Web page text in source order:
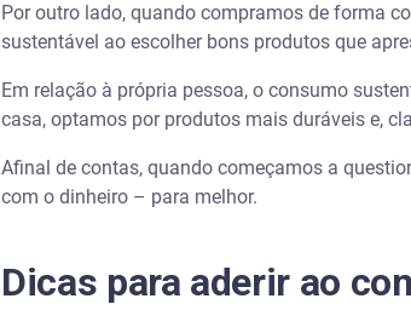
Por outro lado, quando compramos de forma
sustentável ao escolher bons produtos que
Em relação à própria pessoa, o consumo
casa, optamos por produtos mais duráveis e,
Afinal de contas, quando começamos a
com o dinheiro – para melhor.
Dicas para aderir ao